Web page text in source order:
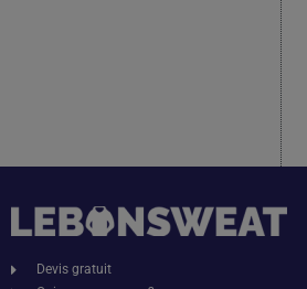
Devis gratuit